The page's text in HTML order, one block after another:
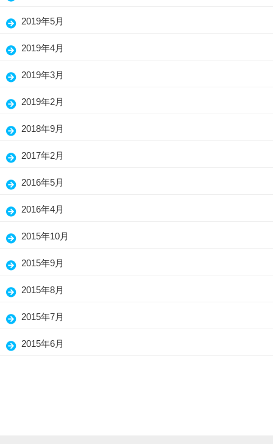
2019年5月
2019年4月
2019年3月
2019年2月
2018年9月
2017年2月
2016年5月
2016年4月
2015年10月
2015年9月
2015年8月
2015年7月
2015年6月